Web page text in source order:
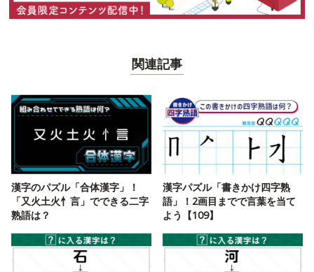
関連記事
漢字のパズル「合体漢字」！
「又火土火忄言」でできる二字
熟語は？
漢字パズル「書きかけ四字熟
語」！2画目までで言葉を当て
よう【109】